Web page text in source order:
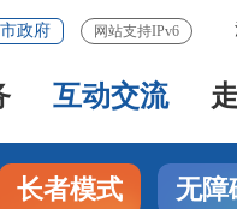
市政府 网站支持IPv6
互动交流
长者模式 无障